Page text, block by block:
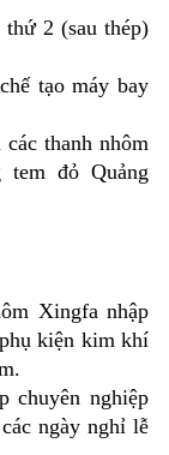
2 (sau thép)
tạo máy bay
thanh nhôm
tem đỏ Quảng
Xingfa nhập
kiện kim khí
chuyên nghiệp
ngày nghỉ lễ